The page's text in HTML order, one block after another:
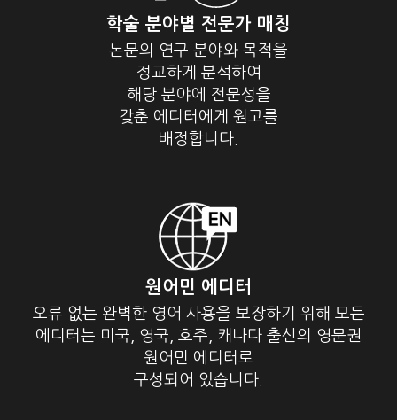
학술 분야별 전문가 매칭
논문의 연구 분야와 목적을
정교하게 분석하여
해당 분야에 전문성을
갖춘 에디터에게 원고를
배정합니다.
원어민 에디터
오류 없는 완벽한 영어 사용을 보장하기 위해 모든
에디터는 미국, 영국, 호주, 캐나다 출신의 영문권
원어민 에디터로
구성되어 있습니다.